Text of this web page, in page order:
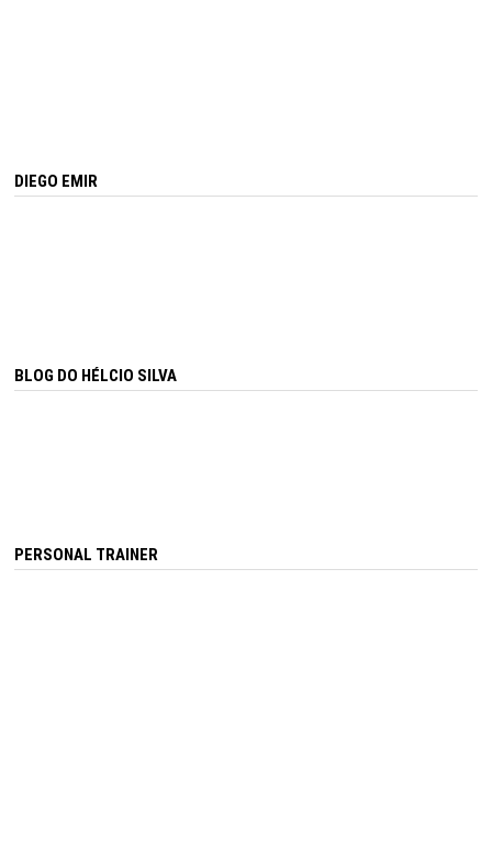
DIEGO EMIR
BLOG DO HÉLCIO SILVA
PERSONAL TRAINER